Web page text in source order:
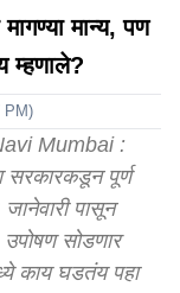
मान्य, पण
म्हणाले?
PM)
Mumbai :
सरकारकडून पूर्ण
पासून
सोडणार
काय घडतंय पहा